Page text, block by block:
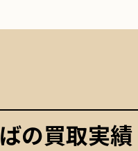
の買取実績